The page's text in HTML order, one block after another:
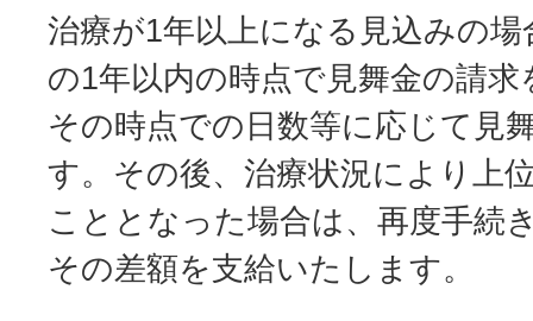
治療が1年以上になる見込みの
の1年以内の時点で見舞金の請
その時点での日数等に応じて見
す。その後、治療状況により上
こととなった場合は、再度手続
その差額を支給いたします。